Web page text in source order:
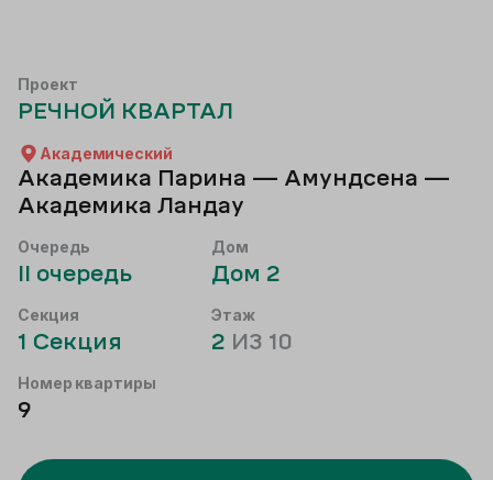
Проект
РЕЧНОЙ КВАРТАЛ
Академический
Академика Парина — Амундсена —
Академика Ландау
Очередь
II очередь
Дом
Дом 2
Секция
1 Секция
Этаж
2 ИЗ 10
Номер квартиры
9